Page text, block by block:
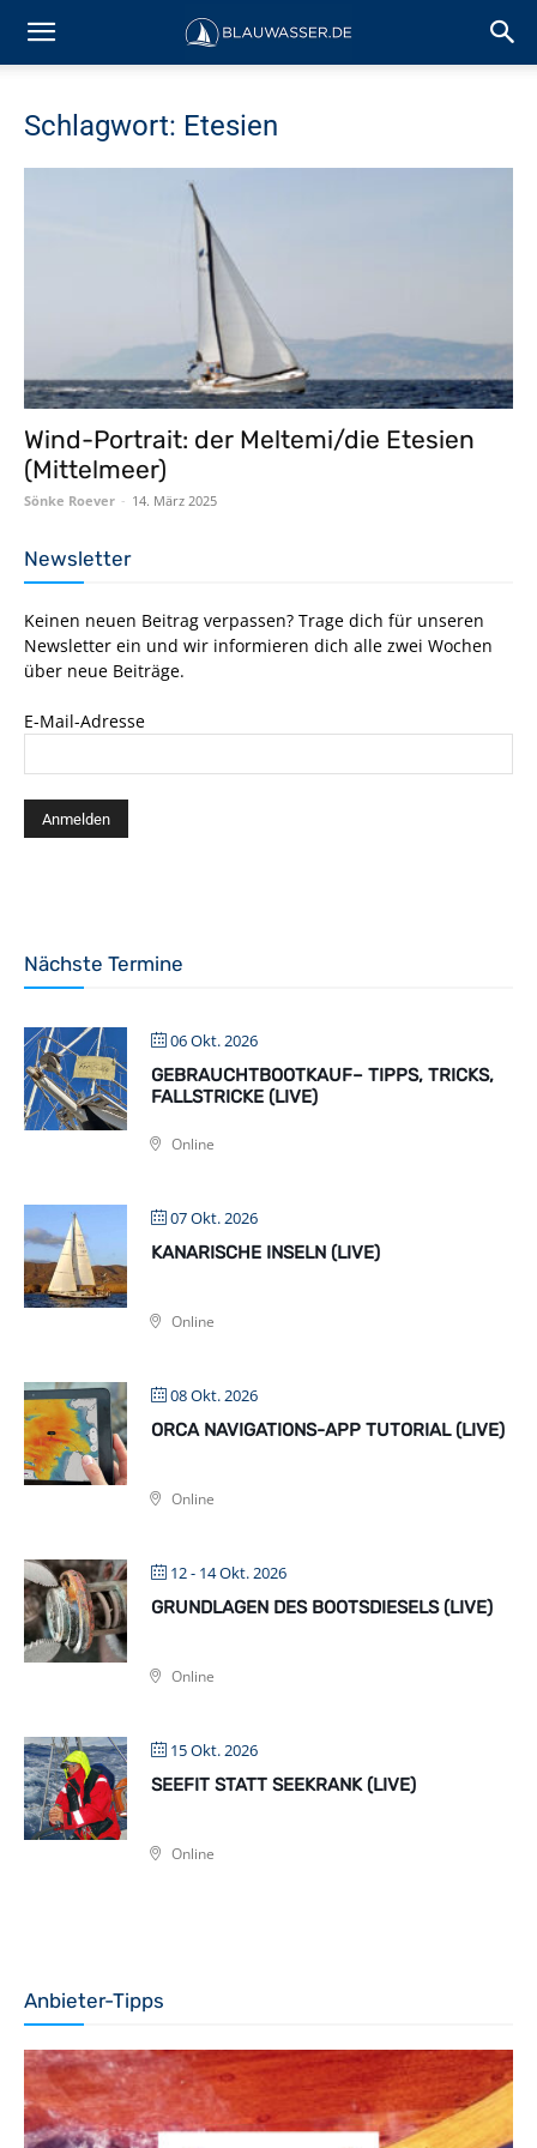
Schlagwort: Etesien
Wind-Portrait: der Meltemi/die Etesien
(Mittelmeer)
Sönke Roever - 14. März 2025
Newsletter
Keinen neuen Beitrag verpassen? Trage dich für unseren
Newsletter ein und wir informieren dich alle zwei Wochen
über neue Beiträge.
E-Mail-Adresse
Nächste Termine
06 Okt. 2026
GEBRAUCHTBOOTKAUF– TIPPS, TRICKS,
FALLSTRICKE (LIVE)
Online
07 Okt. 2026
KANARISCHE INSELN (LIVE)
Online
08 Okt. 2026
ORCA NAVIGATIONS-APP TUTORIAL (LIVE)
Online
12 - 14 Okt. 2026
GRUNDLAGEN DES BOOTSDIESELS (LIVE)
Online
15 Okt. 2026
SEEFIT STATT SEEKRANK (LIVE)
Online
Anbieter-Tipps